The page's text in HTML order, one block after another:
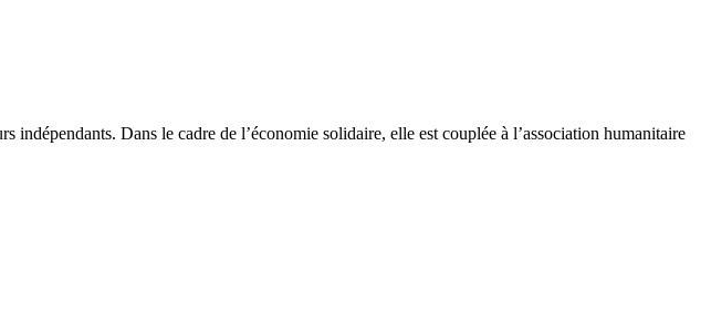
Dans le cadre de l’économie solidaire, elle est couplée à l’association humanitaire